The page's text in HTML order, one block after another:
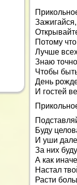
Потому
Лучше
Знаю
Чтобы
День
И гостей
Буду
И уши
За них
А как
Настал
Расти